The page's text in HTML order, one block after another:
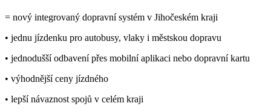
= nový integrovaný dopravní systém v Jihočeském kraji
• jednu jízdenku pro autobusy, vlaky i městskou dopravu
• jednodušší odbavení přes mobilní aplikaci nebo dopravní kartu
• výhodnější ceny jízdného
• lepší návaznost spojů v celém kraji